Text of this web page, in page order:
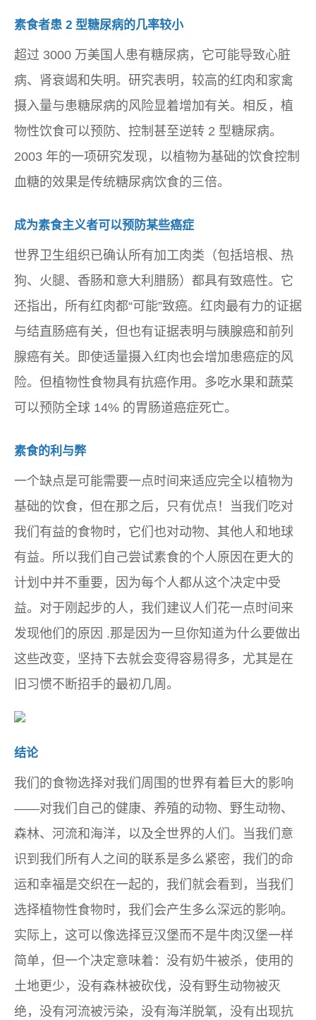
素食者患 2 型糖尿病的几率较小
超过 3000 万美国人患有糖尿病，它可能导致心脏
病、肾衰竭和失明。研究表明，较高的红肉和家禽
摄入量与患糖尿病的风险显着增加有关。相反，植
物性饮食可以预防、控制甚至逆转 2 型糖尿病。
2003 年的一项研究发现，以植物为基础的饮食控制
血糖的效果是传统糖尿病饮食的三倍。
成为素食主义者可以预防某些癌症
世界卫生组织已确认所有加工肉类（包括培根、热
狗、火腿、香肠和意大利腊肠）都具有致癌性。它
还指出，所有红肉都“可能”致癌。红肉最有力的证据
与结直肠癌有关，但也有证据表明与胰腺癌和前列
腺癌有关。即使适量摄入红肉也会增加患癌症的风
险。但植物性食物具有抗癌作用。多吃水果和蔬菜
可以预防全球 14% 的胃肠道癌症死亡。
素食的利与弊
一个缺点是可能需要一点时间来适应完全以植物为
基础的饮食，但在那之后，只有优点！当我们吃对
我们有益的食物时，它们也对动物、其他人和地球
有益。所以我们自己尝试素食的个人原因在更大的
计划中并不重要，因为每个人都从这个决定中受
益。对于刚起步的人，我们建议人们花一点时间来
发现他们的原因 .那是因为一旦你知道为什么要做出
这些改变，坚持下去就会变得容易得多，尤其是在
旧习惯不断招手的最初几周。
结论
我们的食物选择对我们周围的世界有着巨大的影响
——对我们自己的健康、养殖的动物、野生动物、
森林、河流和海洋，以及全世界的人们。当我们意
识到我们所有人之间的联系是多么紧密，我们的命
运和幸福是交织在一起的，我们就会看到，当我们
选择植物性食物时，我们会产生多么深远的影响。
实际上，这可以像选择豆汉堡而不是牛肉汉堡一样
简单，但一个决定意味着：没有奶牛被杀，使用的
土地更少，没有森林被砍伐，没有野生动物被灭
绝，没有河流被污染，没有海洋脱氧，没有出现抗